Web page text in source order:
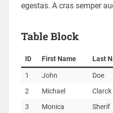
egestas. A cras semper
Table Block
ID First Name Last
1
John Doe
2
Michael Clarck
3
Monica Sherif